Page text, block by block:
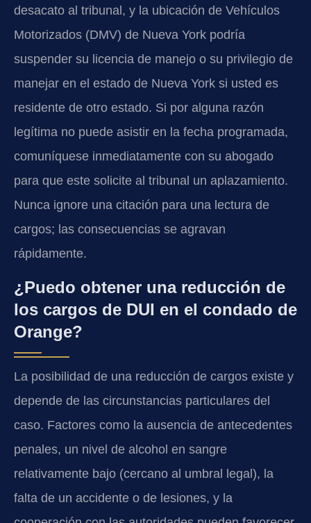
desacato al tribunal, y la ubicación de Vehículos
Motorizados (DMV) de Nueva York podría
suspender su licencia de manejo o su privilegio de
manejar en el estado de Nueva York si usted es
residente de otro estado. Si por alguna razón
legítima no puede asistir en la fecha programada,
comuníquese inmediatamente con su abogado
para que este solicite al tribunal un aplazamiento.
Nunca ignore una citación para una lectura de
cargos; las consecuencias se agravan
rápidamente.
¿Puedo obtener una reducción de
los cargos de DUI en el condado de
Orange?
La posibilidad de una reducción de cargos existe y
depende de las circunstancias particulares del
caso. Factores como la ausencia de antecedentes
penales, un nivel de alcohol en sangre
relativamente bajo (cercano al umbral legal), la
falta de un accidente o de lesiones, y la